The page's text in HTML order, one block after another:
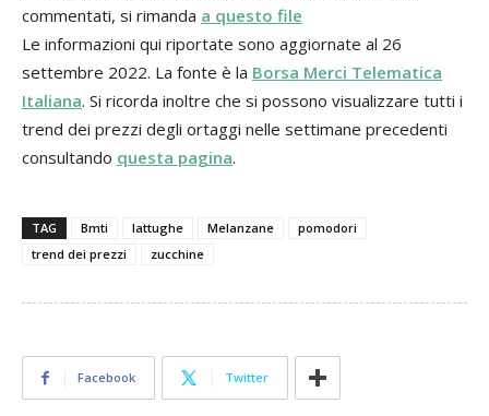
commentati, si rimanda a questo file
Le informazioni qui riportate sono aggiornate al 26
settembre 2022. La fonte è la Borsa Merci Telematica
Italiana. Si ricorda inoltre che si possono visualizzare tutti i
trend dei prezzi degli ortaggi nelle settimane precedenti
consultando questa pagina.
TAG Bmti lattughe Melanzane
pomodori
trend dei prezzi
zucchine
Facebook Twitter